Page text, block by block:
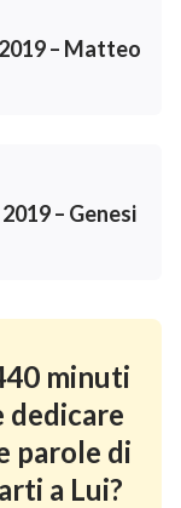
– Matteo
– Genesi
minuti
dedicare
parole di
a Lui?